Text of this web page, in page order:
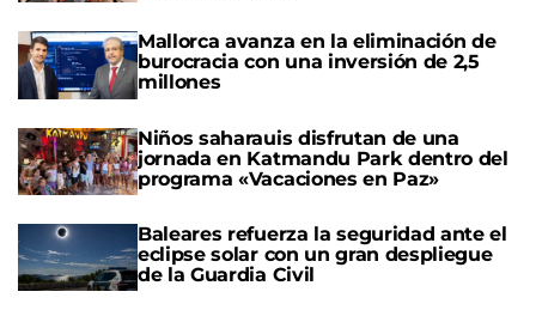
Mallorca avanza en la eliminación de
burocracia con una inversión de 2,5
millones
Niños saharauis disfrutan de una
jornada en Katmandu Park dentro del
programa «Vacaciones en Paz»
Baleares refuerza la seguridad ante el
eclipse solar con un gran despliegue
de la Guardia Civil